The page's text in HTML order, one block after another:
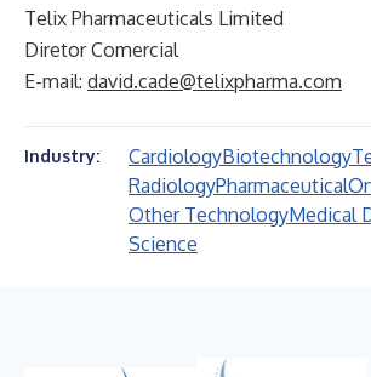
Telix Pharmaceuticals Limited
Diretor Comercial
E-mail: david.cade@telixpharma.com
Industry: CardiologyBiotechnology
RadiologyPharmaceutical
Other TechnologyMedical
Science